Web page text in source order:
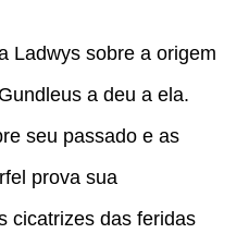
Ladwys sobre a origem
a deu a ela.
seu passado e as
prova sua
cicatrizes das feridas